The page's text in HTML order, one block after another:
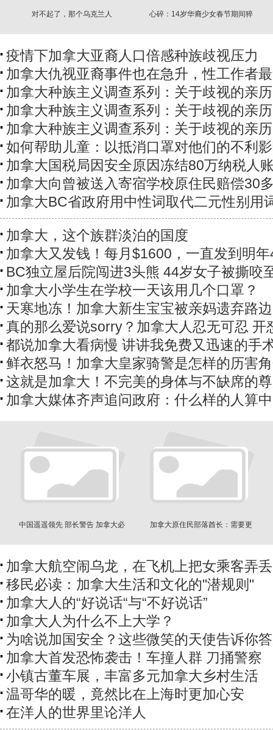
对不起了，那个乌克兰人
心碎：14岁华裔少女春节期间猝
疫情下加拿大亚裔人口倍感种族歧视压力
加拿大仇视亚裔事件也在急升，性工作者
加拿大种族主义调查系列：关于歧视的亲
加拿大种族主义调查系列：关于歧视的亲
加拿大种族主义调查系列：关于歧视的亲
如何帮助儿童：以抵消口罩对他们的不利
加拿大国税局因安全原因冻结80万纳税人
加拿大向曾被送入寄宿学校原住民赔偿30
加拿大BC省政府用中性词取代二元性别用
加拿大，这个族群淡泊的国度
加拿大又发钱！每月$1600，一直发到明
BC独立屋后院闯进3头熊 44岁女子被撕咬
加拿大小学生在学校一天该用几个口罩？
天寒地冻！加拿大新生宝宝被亲妈遗弃路边
真的那么爱说sorry？加拿大人忍无可忍 开
都说加拿大看病慢 讲讲我免费又迅速的手
鲜衣怒马！加拿大皇家骑警是怎样的历害
这就是加拿大！不完美的身体与不缺席的
加拿大媒体齐声追问政府：什么样的人算
中国遥遥领先 部长警告 加拿大必
加拿大原住民部落酋长：需要更
加拿大航空闹乌龙，在飞机上把女乘客弄
移民必读：加拿大生活和文化的"潜规则"
加拿大人的“好说话“与“不好说话”
加拿大人为什么不上大学？
为啥说加国安全？这些微笑的天使告诉你
加拿大首发恐怖袭击！车撞人群 刀捅警察
小镇古董车展，丰富多元加拿大乡村生活
温哥华的暖，竟然比在上海时更加心安
在洋人的世界里论洋人